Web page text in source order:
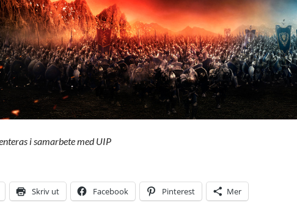
i samarbete med UIP
Skriv ut Facebook Pinterest Mer